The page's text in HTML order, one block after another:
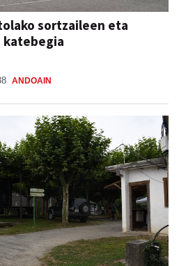
sortzaileen eta
katebegia
ANDOAIN